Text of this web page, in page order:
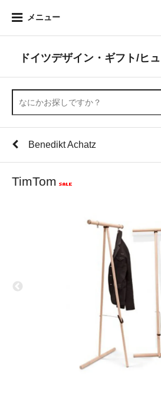
メニュー
ドイツデザイン・ギフト/ヒ
Benedikt Achatz
TimTom